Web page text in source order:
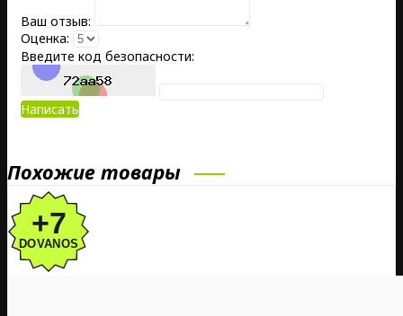
Ваш отзыв:
Оценка:
Введите код безопасности:
Написать
Похожие товары